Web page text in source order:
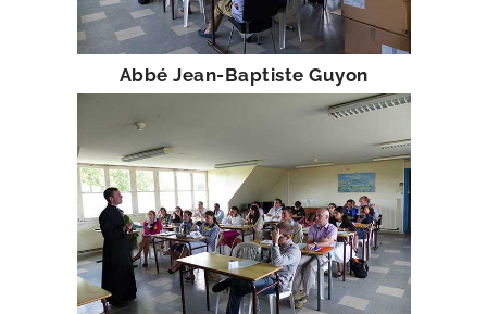
Abbé Jean-​Baptiste Guyon